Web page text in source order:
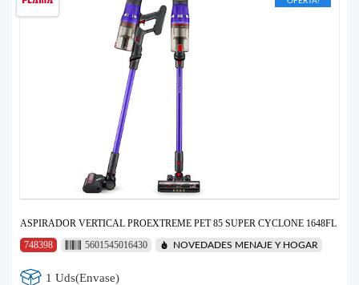
ASPIRADOR VERTICAL PROEXTREME PET 85 SUPER CYCLONE 1648FL
748398
5601545016430 NOVEDADES MENAJE Y HOGAR
1 Uds(Envase)